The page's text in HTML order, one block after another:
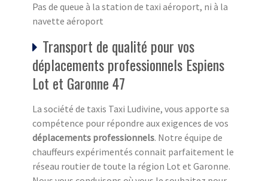
Pas de queue à la station de taxi aéroport, ni à la
navette aéroport
Transport de qualité pour vos
déplacements professionnels Espiens
Lot et Garonne 47
La société de taxis Taxi Ludivine, vous apporte sa
compétence pour répondre aux exigences de vos
déplacements professionnels. Notre équipe de
chauffeurs expérimentés connait parfaitement le
réseau routier de toute la région Lot et Garonne.